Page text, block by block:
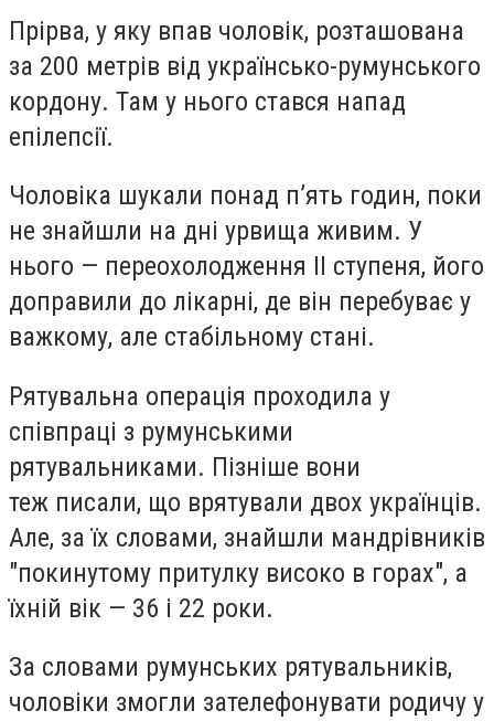
Прірва, у яку впав чоловік, розташована
за 200 метрів від українсько-румунського
кордону. Там у нього стався напад
епілепсії.
Чоловіка шукали понад пʼять годин, поки
не знайшли на дні урвища живим. У
нього — переохолодження II ступеня, його
доправили до лікарні, де він перебуває у
важкому, але стабільному стані.
Рятувальна операція проходила у
співпраці з румунськими
рятувальниками. Пізніше вони
теж писали, що врятували двох українців.
Але, за їх словами, знайшли мандрівників
"покинутому притулку високо в горах", а
їхній вік — 36 і 22 роки.
За словами румунських рятувальників,
чоловіки змогли зателефонувати родичу у